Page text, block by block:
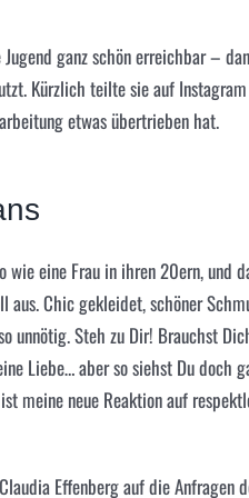
ganz schön erreichbar –
Kürzlich teilte sie auf
etwas übertrieben hat.
eine Frau in ihren 20ern, und
aus. Chic gekleidet, schöner
unnötig. Steh zu Dir! Brauchst
Liebe… aber so siehst Du doch
meine neue Reaktion auf
Effenberg auf die Anfragen